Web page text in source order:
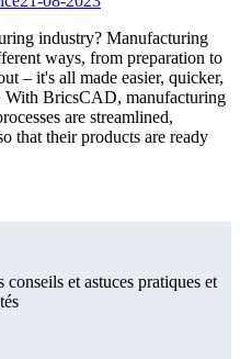
industry? Manufacturing
ways, from preparation to
– it's all made easier, quicker,
BricsCAD, manufacturing
are streamlined,
that their products are ready
et astuces pratiques et